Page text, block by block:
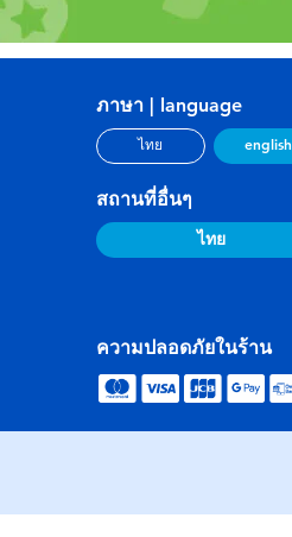
ภาษา | language
ไทย english
สถานที่อื่นๆ
ไทย
ความปลอดภัยในร้าน